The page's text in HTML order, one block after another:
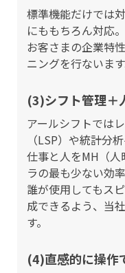
標準機能だけでは
にももちろん対応。
お客さまの企業特
ニングを行ないます
(3)シフト管理＋
アールシフトでは
（LSP）や統計分
仕事と人をMH（
ラの最も少ない効
誰が使用してもス
成できるよう、当
す。
(4)直感的に操作